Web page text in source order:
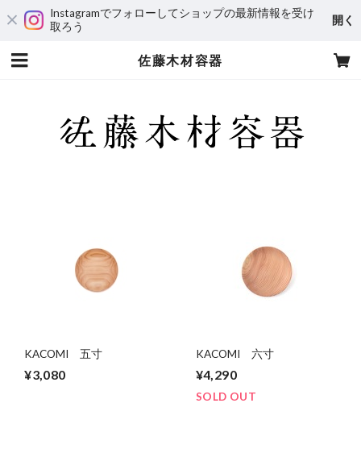
Instagramでフォローしてショップの最新情報を受け
取ろう
開く
佐藤木材容器
KACOMI 五寸
¥3,080
KACOMI 六寸
¥4,290
SOLD OUT